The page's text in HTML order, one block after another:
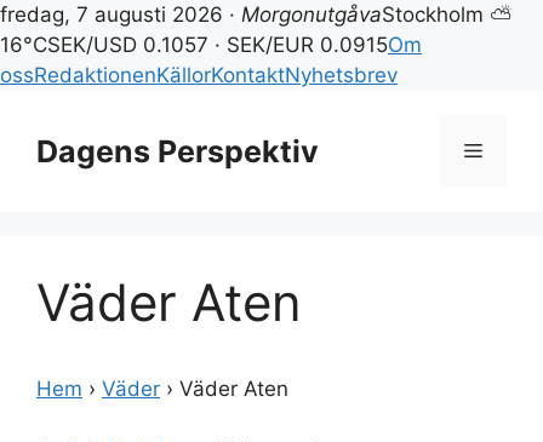
fredag, 7 augusti 2026 · MorgonutgåvaStockholm ⛅
16°CSEK/USD 0.1057 · SEK/EUR 0.0915Om
ossRedaktionenKällorKontaktNyhetsbrev
innehållDagens Perspektiv Meny
Väder Aten
Hem › Väder › Väder Aten